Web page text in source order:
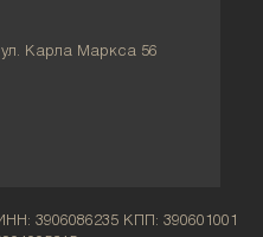
Карла Маркса 56
3906086235 КПП: 390601001